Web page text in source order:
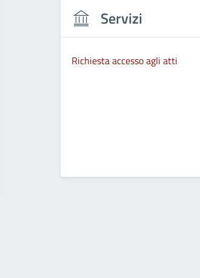
Servizi
Richiesta accesso agli atti